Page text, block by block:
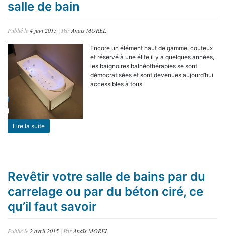
salle de bain
Publié le4 juin 2015 | ParAnaïs MOREL
Encore un élément haut de gamme, couteux
et réservé à une élite il y a quelques années,
les baignoires balnéothérapies se sont
démocratisées et sont devenues aujourd’hui
accessibles à tous.
Lire la suite
Revêtir votre salle de bains par du
carrelage ou par du béton ciré, ce
qu’il faut savoir
Publié le 2 avril 2015 | ParAnaïs MOREL